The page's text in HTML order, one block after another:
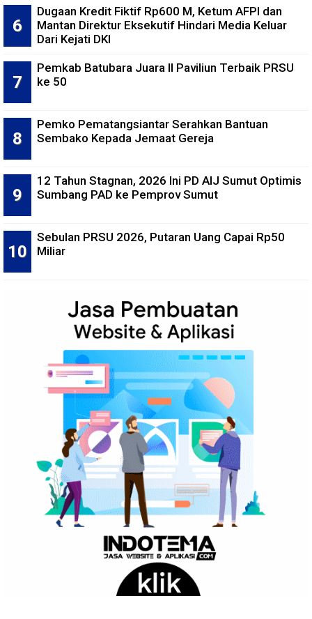
Dugaan Kredit Fiktif Rp600 M, Ketum AFPI dan
Mantan Direktur Eksekutif Hindari Media Keluar
Dari Kejati DKI
Pemkab Batubara Juara II Paviliun Terbaik PRSU
ke 50
Pemko Pematangsiantar Serahkan Bantuan
Sembako Kepada Jemaat Gereja
12 Tahun Stagnan, 2026 Ini PD AIJ Sumut Optimis
Sumbang PAD ke Pemprov Sumut
Sebulan PRSU 2026, Putaran Uang Capai Rp50
Miliar